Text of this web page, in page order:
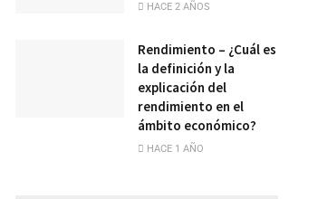
HACE 2 AÑOS
Rendimiento – ¿Cuál es
la definición y la
explicación del
rendimiento en el
ámbito económico?
HACE 1 AÑO